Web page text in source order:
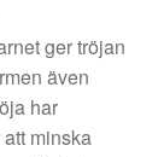
ger tröjan
även
har
minska